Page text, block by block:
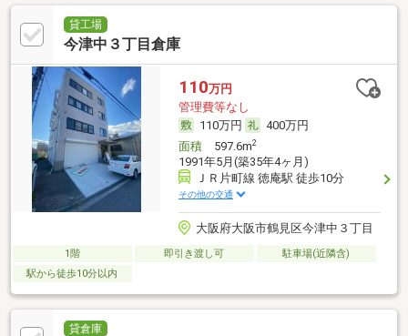
貸工場
今津中３丁目倉庫
110万円
管理費等なし
110万円
400万円
面積597.6m2
1991年5月(築35年4ヶ月)
ＪＲ片町線 徳庵駅 徒歩10分
その他の交通
大阪府大阪市鶴見区今津中３丁目
1階 即引き渡し可
駐車場(近隣含)
駅から徒歩10分以内
貸倉庫